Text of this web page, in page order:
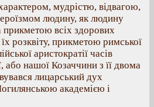
мудрістю, відвагою,
людину, як людину
прикметою всіх здорових
розквіту, прикметою римської
аристократії часів
або нашої Козаччини з її двома
лицарський дух
академією і